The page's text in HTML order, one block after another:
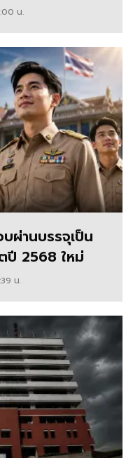
น.
ผ่านบรรจุเป็น
ปี 2568 ใหม่
น.